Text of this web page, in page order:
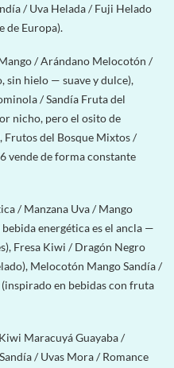
/ Uva Helada / Fuji Helado
de Europa).
/ Arándano Melocotón /
sin hielo — suave y dulce),
/ Sandía Fruta del
nicho, pero el osito de
Frutos del Bosque Mixtos /
vende de forma constante
/ Manzana Uva / Mango
energética es el ancla —
Fresa Kiwi / Dragón Negro
Melocotón Mango Sandía /
en bebidas con fruta
Maracuyá Guayaba /
/ Uvas Mora / Romance